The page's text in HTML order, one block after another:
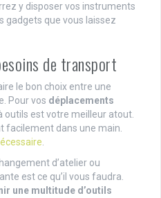
y disposer vos instruments
gadgets que vous laissez
de transport
le bon choix entre une
Pour vos déplacements
outils est votre meilleur atout.
facilement dans une main.
d’atelier ou
est ce qu’il vous faudra.
une multitude d’outils